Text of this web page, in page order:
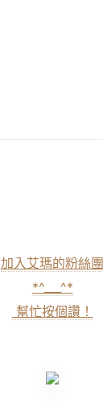
加入艾瑪的粉絲團
*^___^*
幫忙按個讚！